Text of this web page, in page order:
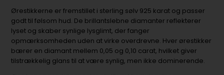
Ørestikkerne er fremstillet i sterling sølv 925 karat og passer
godt til følsom hud. De brillantslebne diamanter reflekterer
lyset og skaber synlige lysglimt, der fanger
opmærksomheden uden at virke overdrevne. Hver ørestikker
bærer en diamant mellem 0,05 og 0,10 carat, hvilket giver
tilstrækkelig glans til at være synlig, men ikke dominerende.